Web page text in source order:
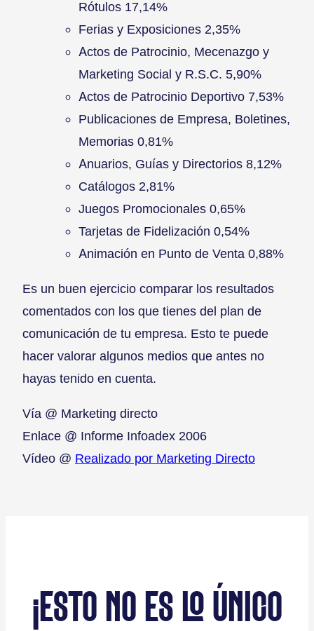
Rótulos 17,14%
Ferias y Exposiciones 2,35%
Actos de Patrocinio, Mecenazgo y
Marketing Social y R.S.C. 5,90%
Actos de Patrocinio Deportivo 7,53%
Publicaciones de Empresa, Boletines,
Memorias 0,81%
Anuarios, Guías y Directorios 8,12%
Catálogos 2,81%
Juegos Promocionales 0,65%
Tarjetas de Fidelización 0,54%
Animación en Punto de Venta 0,88%
Es un buen ejercicio comparar los resultados
comentados con los que tienes del plan de
comunicación de tu empresa. Esto te puede
hacer valorar algunos medios que antes no
hayas tenido en cuenta.
Vía @ Marketing directo
Enlace @ Informe Infoadex 2006
Vídeo @ Realizado por Marketing Directo
¡ESTO NO ES LO ÚNICO